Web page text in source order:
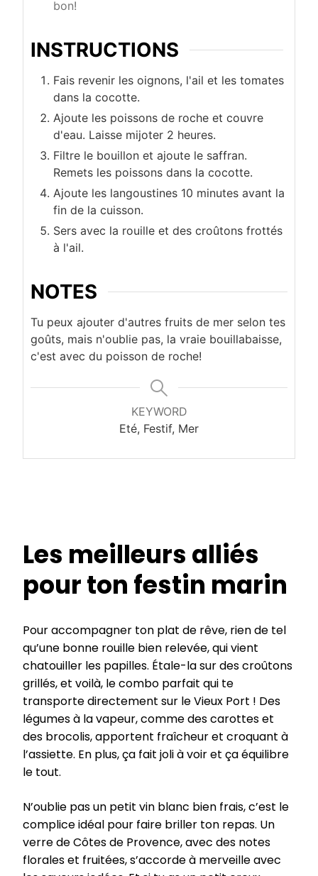
bon!
INSTRUCTIONS
Fais revenir les oignons, l'ail et les tomates
dans la cocotte.
Ajoute les poissons de roche et couvre
d'eau. Laisse mijoter 2 heures.
Filtre le bouillon et ajoute le saffran.
Remets les poissons dans la cocotte.
Ajoute les langoustines 10 minutes avant la
fin de la cuisson.
Sers avec la rouille et des croûtons frottés
à l'ail.
NOTES
Tu peux ajouter d'autres fruits de mer selon tes
goûts, mais n'oublie pas, la vraie bouillabaisse,
c'est avec du poisson de roche!
KEYWORD
Eté, Festif, Mer
Les meilleurs alliés
pour ton festin marin
Pour accompagner ton plat de rêve, rien de tel
qu’une bonne rouille bien relevée, qui vient
chatouiller les papilles. Étale-la sur des croûtons
grillés, et voilà, le combo parfait qui te
transporte directement sur le Vieux Port ! Des
légumes à la vapeur, comme des carottes et
des brocolis, apportent fraîcheur et croquant à
l’assiette. En plus, ça fait joli à voir et ça équilibre
le tout.
N’oublie pas un petit vin blanc bien frais, c’est le
complice idéal pour faire briller ton repas. Un
verre de Côtes de Provence, avec des notes
florales et fruitées, s’accorde à merveille avec